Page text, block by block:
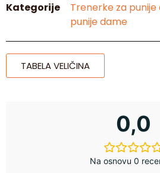
Kategorije
Trenerke za
punije dame
TABELA VELIČINA
0,0
Na osnovu 0